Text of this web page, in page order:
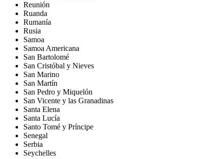
Reunión
Ruanda
Rumanía
Rusia
Samoa
Samoa Americana
San Bartolomé
San Cristóbal y Nieves
San Marino
San Martín
San Pedro y Miquelón
San Vicente y las Granadinas
Santa Elena
Santa Lucía
Santo Tomé y Príncipe
Senegal
Serbia
Seychelles